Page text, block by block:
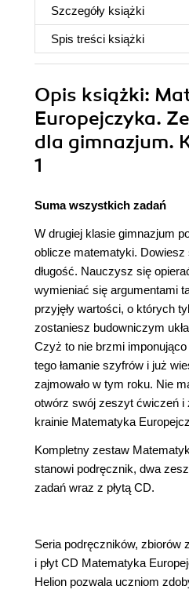
Szczegóły książki
Spis treści książki
Opis książki:
Europejczyka.
dla gimnazjum.
1
Suma wszystkich zadań
W drugiej klasie gimnazjum
oblicze matematyki. Dowiesz
długość. Nauczysz się
wymieniać się argumentami
przyjęły wartości, o których
zostaniesz budowniczym
Czyż to nie brzmi
tego łamanie szyfrów i już
zajmowało w tym roku. Nie
otwórz swój zeszyt ćwiczeń i
krainie Matematyka
Kompletny zestaw
stanowi podręcznik, dwa
zadań wraz z płytą CD.
Seria podręczników, zbiorów
i płyt CD Matematyka
Helion pozwala uczniom